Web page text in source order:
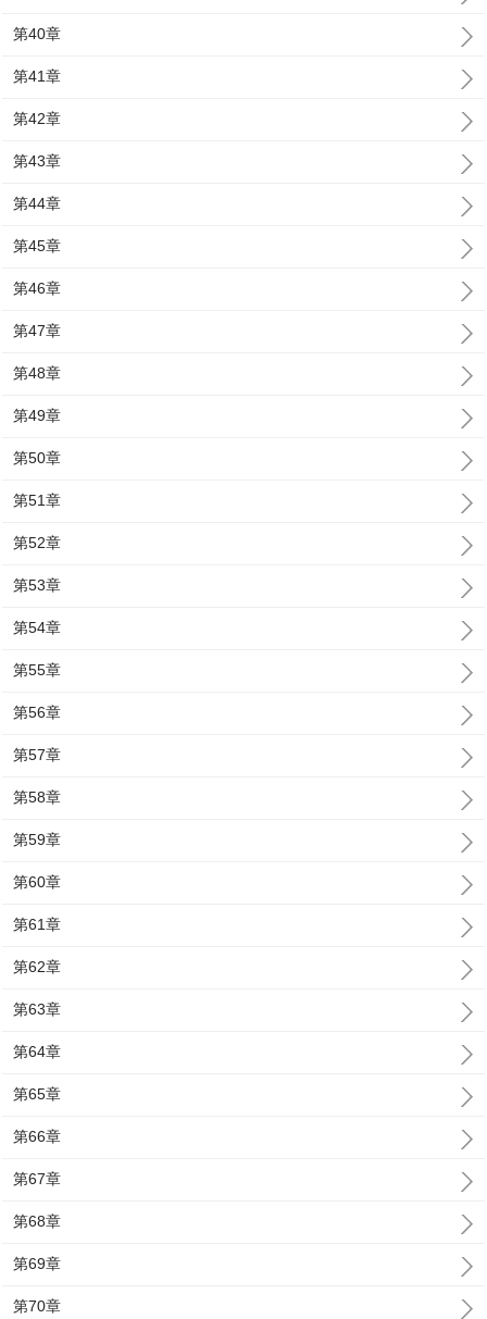
第40章
第41章
第42章
第43章
第44章
第45章
第46章
第47章
第48章
第49章
第50章
第51章
第52章
第53章
第54章
第55章
第56章
第57章
第58章
第59章
第60章
第61章
第62章
第63章
第64章
第65章
第66章
第67章
第68章
第69章
第70章